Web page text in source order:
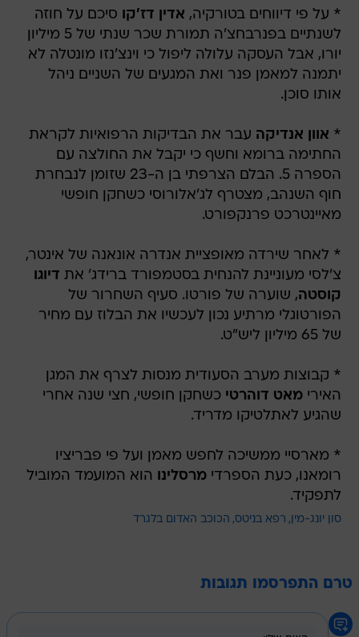
* על פי דיווחים בטורקיה, אדין דז'קו סיכם על חוזה
לשנתיים בפנרבחצ'ה תמורת שכר שנתי של 5 מיליון
יורו, אבל העסקה עלולה ליפול כי וינצ'נזו מונטלה לא
יתמנה למאמן פנר ואת המגעים של השניים ניהל
אותו סוכן.
* אוון אנדיקה עבר את הבדיקות הרפואיות לקראת
החתימה ברומא וחשף כי יקבל את החולצה עם
הספרה 5. הבלם הצרפתי בן ה-23 שזומן לנבחרת
חוף השנהב, מצטרף לג'אלורוסי כשחקן חופשי
מאיינטרכט פרנקפורט.
* לאחר שירדה מאופציית אנדרה אונאנה של אינטר,
צ'לסי מעוניינת להנחית בסטמפורד ברידג' את דיוגו
קוסטה, שוערה של פורטו. סעיף השחרור של
הפורטוגלי מרתיע נכון לעכשיו את הבלוז עם מחיר
של 65 מיליון ליש"ט.
* קבוצות מערב הסעודית מנסות לצרף את המגן
האירימאט דוהרטי כשחקן חופשי, חצי שנה אחרי
שהגיע לאתלטיקו מדריד.
* מארסיי ממשיכה לחפש מאמן ועל פי פבריציו
רומאנו, כעת הספרדימרסלינו הוא המועמד המוביל
לתפקיד.
סון יונג-מין רפא בניטס הכוכב האדום בלגרד
טרם התפרסמו תגובות